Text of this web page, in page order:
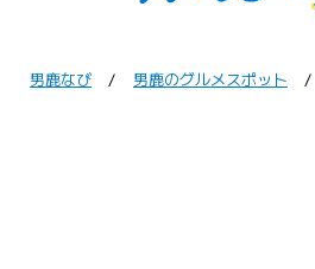
男鹿なび 男鹿のグルメスポット